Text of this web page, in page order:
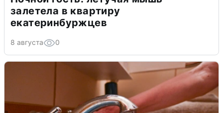
залетела в квартиру
екатеринбуржцев
8 августа 0